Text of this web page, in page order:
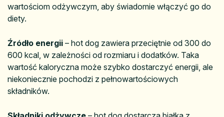
wartościom odżywczym, aby świadomie włączyć go do
diety.
Źródło energii – hot dog zawiera przeciętnie od 300 do
600 kcal, w zależności od rozmiaru i dodatków. Taka
wartość kaloryczna może szybko dostarczyć energii, ale
niekoniecznie pochodzi z pełnowartościowych
składników.